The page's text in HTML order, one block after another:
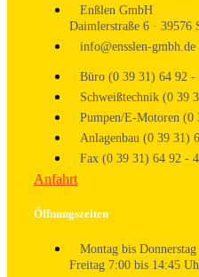
Enßlen GmbH
Daimlerstraße 6 · 39576
info@ensslen-gmbh.de
Büro (0 39 31) 64 92 -
Schweißtechnik (0 39
Pumpen/E-Motoren (0
Anlagenbau (0 39 31)
Fax (0 39 31) 64 92 -
Anfahrt
Öffnungszeiten
Montag bis
Freitag 7:00 bis 14:45